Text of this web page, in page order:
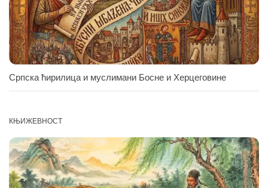
Српска ћирилица и муслимани Босне и Херцеговине
КЊИЖЕВНОСТ